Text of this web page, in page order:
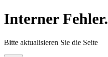
Interner Fehler.
Bitte aktualisieren Sie die Seite